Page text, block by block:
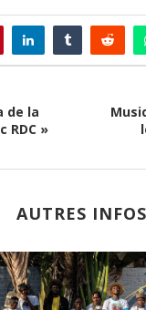
de la
RDC »
AUTRES INFOS